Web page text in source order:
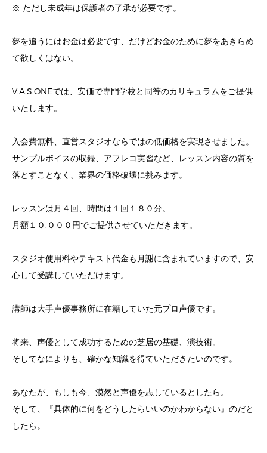
※ ただし未成年は保護者の了承が必要です。
夢を追うにはお金は必要です、だけどお金のために夢をあきらめ
て欲しくはない。
V.A.S.ONEでは、安価で専門学校と同等のカリキュラムをご提供
いたします。
入会費無料、直営スタジオならではの低価格を実現させました。
サンプルボイスの収録、アフレコ実習など、レッスン内容の質を
落とすことなく、業界の価格破壊に挑みます。
レッスンは月４回、時間は１回１８０分。
月額１０.０００円でご提供させていただきます。
スタジオ使用料やテキスト代金も月謝に含まれていますので、安
心して受講していただけます。
講師は大手声優事務所に在籍していた元プロ声優です。
将来、声優として成功するための芝居の基礎、演技術。
そしてなによりも、確かな知識を得ていただきたいのです。
あなたが、もしも今、漠然と声優を志しているとしたら。
そして、『具体的に何をどうしたらいいのかわからない』のだと
したら。